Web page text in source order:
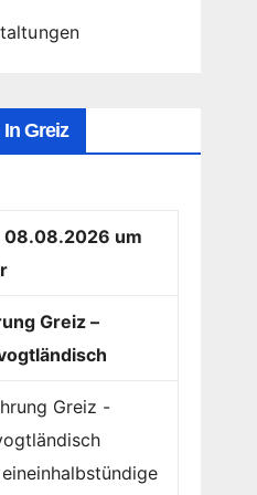
Greiz
08.08.2026 um
Greiz –